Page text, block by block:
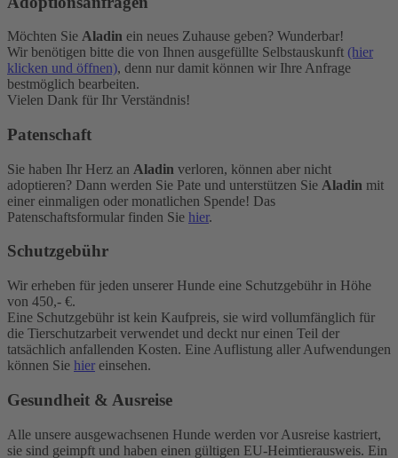
Möchten Sie Aladin ein neues Zuhause geben? Wunderbar!
Wir benötigen bitte die von Ihnen ausgefüllte Selbstauskunft (hier
klicken und öffnen), denn nur damit können wir Ihre Anfrage
bestmöglich bearbeiten.
Vielen Dank für Ihr Verständnis!
Patenschaft
Sie haben Ihr Herz an Aladin verloren, können aber nicht
adoptieren? Dann werden Sie Pate und unterstützen Sie Aladin mit
einer einmaligen oder monatlichen Spende! Das
Patenschaftsformular finden Sie hier.
Schutzgebühr
Wir erheben für jeden unserer Hunde eine Schutzgebühr in Höhe
von 450,- €.
Eine Schutzgebühr ist kein Kaufpreis, sie wird vollumfänglich für
die Tierschutzarbeit verwendet und deckt nur einen Teil der
tatsächlich anfallenden Kosten. Eine Auflistung aller Aufwendungen
können Sie hier einsehen.
Gesundheit & Ausreise
Alle unsere ausgewachsenen Hunde werden vor Ausreise kastriert,
sie sind geimpft und haben einen gültigen EU-Heimtierausweis. Ein